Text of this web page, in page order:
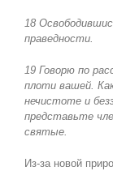
18
праведности.
19 Говорю по
плоти вашей.
нечистоте и
представьте
святые.
Из-за новой